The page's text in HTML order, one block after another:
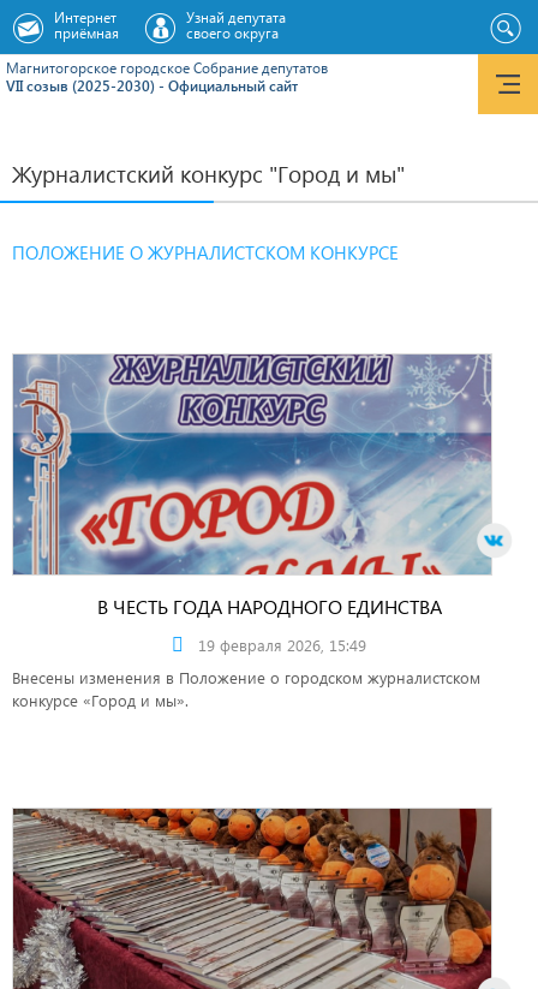
Магнитогорское городское Cобрание депутатов
VII созыв (2025-2030) - Официальный сайт
Интернет
приёмная
Узнай депутата
своего округа
Журналистский конкурс "Город и мы"
ПОЛОЖЕНИЕ О ЖУРНАЛИСТCКОМ КОНКУРСЕ
В ЧЕСТЬ ГОДА НАРОДНОГО ЕДИНСТВА
19 февраля 2026, 15:49
Внесены изменения в Положение о городском журналистском
конкурсе «Город и мы».